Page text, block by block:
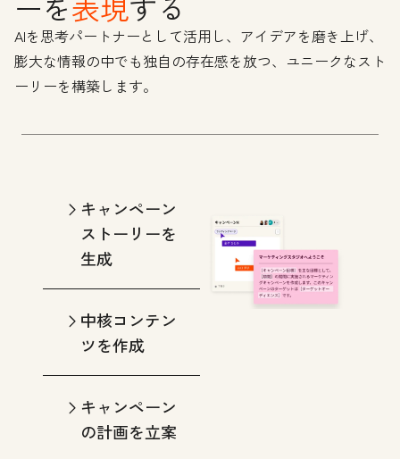
AIを思考パートナーとして活用し、アイデアを磨き上げ、
膨大な情報の中でも独自の存在感を放つ、ユニークなスト
ーリーを構築します。
キャンペーン
ストーリーを
生成
中核コンテン
ツを作成
キャンペーン
の計画を立案